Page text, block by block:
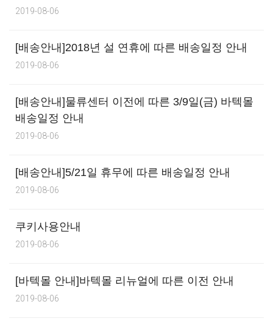
2019-08-06
[배송안내]2018년 설 연휴에 따른 배송일정 안내
2019-08-06
[배송안내]물류센터 이전에 따른 3/9일(금) 바텍몰
배송일정 안내
2019-08-06
[배송안내]5/21일 휴무에 따른 배송일정 안내
2019-08-06
쿠키사용안내
2019-08-06
[바텍몰 안내]바텍몰 리뉴얼에 따른 이전 안내
2019-08-06